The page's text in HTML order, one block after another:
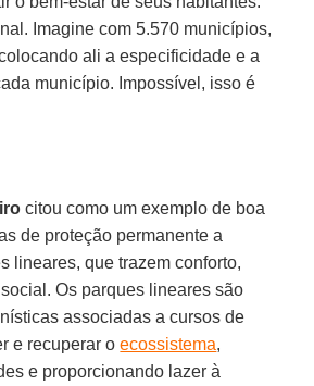
Imagine com 5.570 municípios,
ali a especificidade e a
município. Impossível, isso é
citou como um exemplo de boa
de proteção permanente a
lineares, que trazem conforto,
Os parques lineares são
associadas a cursos de
e recuperar oecossistema,
e proporcionando lazer à